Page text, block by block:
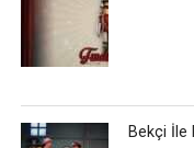
Bekçi İle